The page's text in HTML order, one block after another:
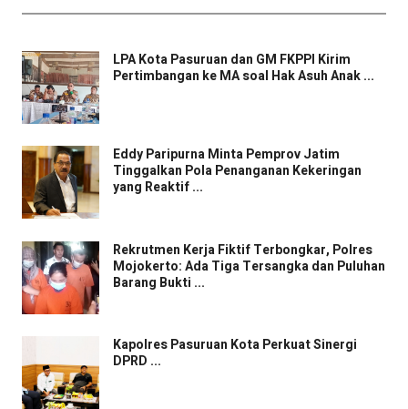
LPA Kota Pasuruan dan GM FKPPI Kirim
Pertimbangan ke MA soal Hak Asuh Anak ...
Eddy Paripurna Minta Pemprov Jatim
Tinggalkan Pola Penanganan Kekeringan
yang Reaktif ...
Rekrutmen Kerja Fiktif Terbongkar, Polres
Mojokerto: Ada Tiga Tersangka dan Puluhan
Barang Bukti ...
Kapolres Pasuruan Kota Perkuat Sinergi
DPRD ...